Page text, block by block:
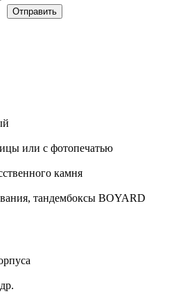
или с фотопечатью
камня
тандембоксы BOYARD